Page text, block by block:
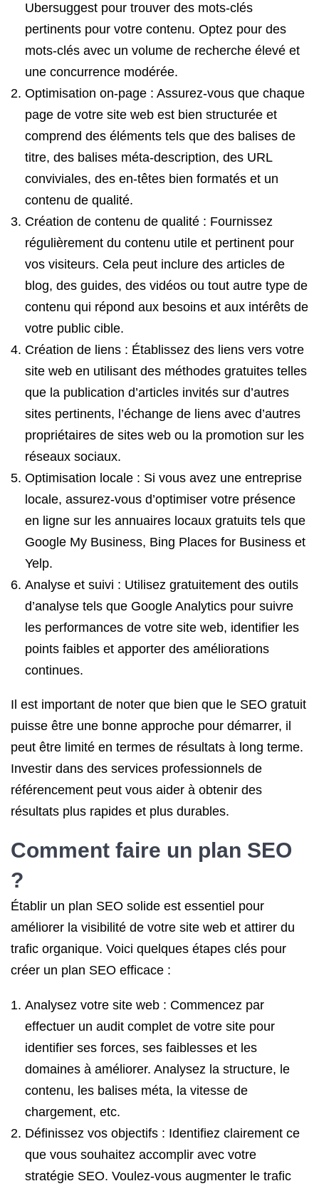
Ubersuggest pour trouver des mots-clés
pertinents pour votre contenu. Optez pour des
mots-clés avec un volume de recherche élevé et
une concurrence modérée.
Optimisation on-page : Assurez-vous que chaque
page de votre site web est bien structurée et
comprend des éléments tels que des balises de
titre, des balises méta-description, des URL
conviviales, des en-têtes bien formatés et un
contenu de qualité.
Création de contenu de qualité : Fournissez
régulièrement du contenu utile et pertinent pour
vos visiteurs. Cela peut inclure des articles de
blog, des guides, des vidéos ou tout autre type de
contenu qui répond aux besoins et aux intérêts de
votre public cible.
Création de liens : Établissez des liens vers votre
site web en utilisant des méthodes gratuites telles
que la publication d’articles invités sur d’autres
sites pertinents, l’échange de liens avec d’autres
propriétaires de sites web ou la promotion sur les
réseaux sociaux.
Optimisation locale : Si vous avez une entreprise
locale, assurez-vous d’optimiser votre présence
en ligne sur les annuaires locaux gratuits tels que
Google My Business, Bing Places for Business et
Yelp.
Analyse et suivi : Utilisez gratuitement des outils
d’analyse tels que Google Analytics pour suivre
les performances de votre site web, identifier les
points faibles et apporter des améliorations
continues.
Il est important de noter que bien que le SEO gratuit
puisse être une bonne approche pour démarrer, il
peut être limité en termes de résultats à long terme.
Investir dans des services professionnels de
référencement peut vous aider à obtenir des
résultats plus rapides et plus durables.
Comment faire un plan SEO
?
Établir un plan SEO solide est essentiel pour
améliorer la visibilité de votre site web et attirer du
trafic organique. Voici quelques étapes clés pour
créer un plan SEO efficace :
Analysez votre site web : Commencez par
effectuer un audit complet de votre site pour
identifier ses forces, ses faiblesses et les
domaines à améliorer. Analysez la structure, le
contenu, les balises méta, la vitesse de
chargement, etc.
Définissez vos objectifs : Identifiez clairement ce
que vous souhaitez accomplir avec votre
stratégie SEO. Voulez-vous augmenter le trafic